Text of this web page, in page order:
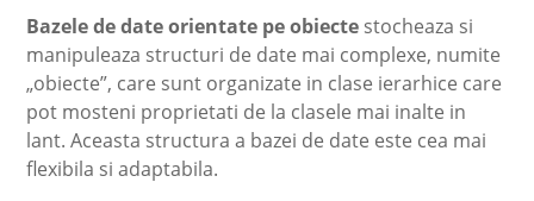
Bazele de date orientate pe obiecte stocheaza si
manipuleaza structuri de date mai complexe, numite
„obiecte”, care sunt organizate in clase ierarhice care
pot mosteni proprietati de la clasele mai inalte in
lant. Aceasta structura a bazei de date este cea mai
flexibila si adaptabila.